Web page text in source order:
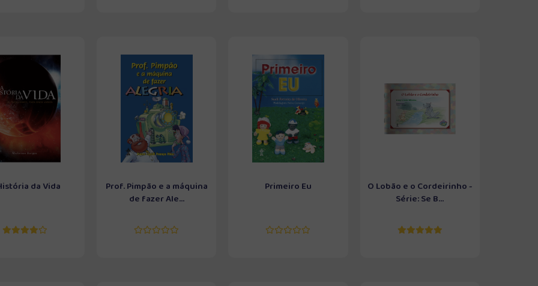
da Vida
Prof. Pimpão e a máquina
de fazer Ale...
Primeiro Eu
O Lobão e o Cordeirinho -
Série: Se B...